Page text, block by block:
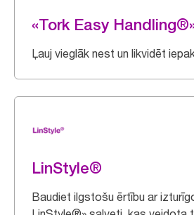
«Tork Easy
Ļauj vieglāk nest un likvidēt
LinStyle®
Baudiet ilgstošu ērtību ar